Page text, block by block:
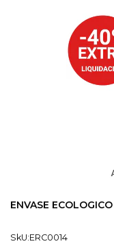
ENVASE
SkU:ERC0014